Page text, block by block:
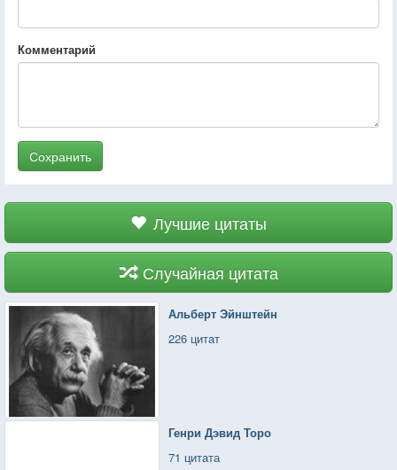
Комментарий
Сохранить
Лучшие цитаты
Случайная цитата
Альберт Эйнштейн
226 цитат
Генри Дэвид Торо
71 цитата